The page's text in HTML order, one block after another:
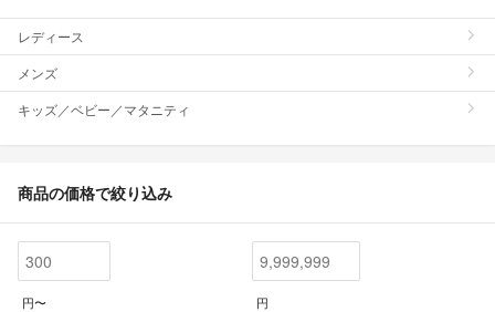
レディース
メンズ
キッズ／ベビー／マタニティ
商品の価格で絞り込み
円〜 円